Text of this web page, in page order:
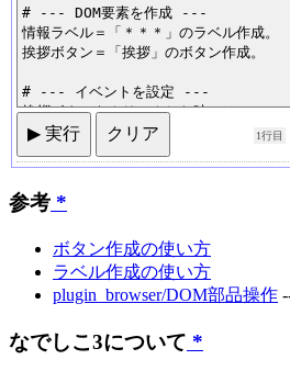
▶ 実行 クリア 1行目
参考 *
ボタン作成の使い方
ラベル作成の使い方
plugin_browser/DOM部品操作
なでしこ3について *